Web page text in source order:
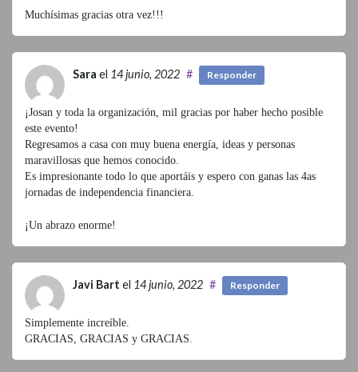
Muchísimas gracias otra vez!!!
Sara el 14 junio, 2022 # Responder
¡Josan y toda la organización, mil gracias por haber hecho posible
este evento!
Regresamos a casa con muy buena energía, ideas y personas
maravillosas que hemos conocido.
Es impresionante todo lo que aportáis y espero con ganas las 4as
jornadas de independencia financiera.
¡Un abrazo enorme!
Javi Bart el 14 junio, 2022 # Responder
Simplemente increíble.
GRACIAS, GRACIAS y GRACIAS.